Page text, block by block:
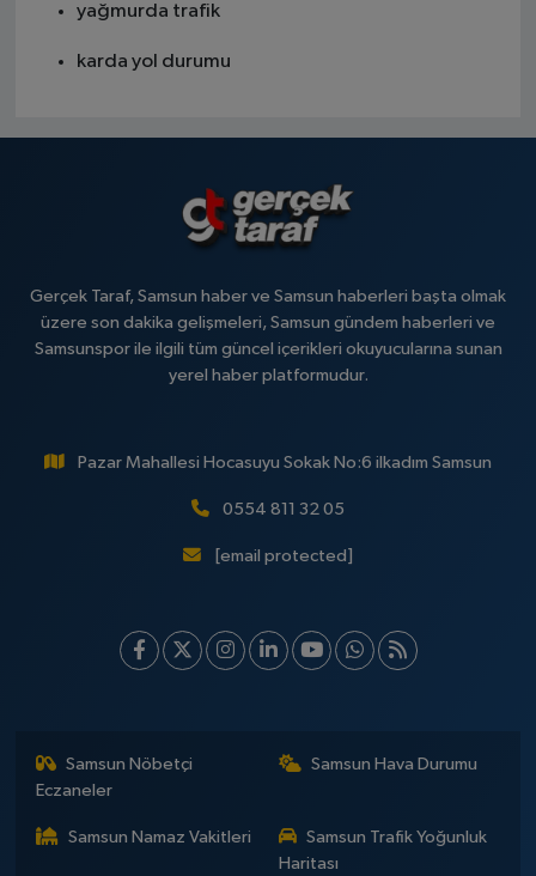
yağmurda trafik
karda yol durumu
Gerçek Taraf, Samsun haber ve Samsun haberleri başta olmak
üzere son dakika gelişmeleri, Samsun gündem haberleri ve
Samsunspor ile ilgili tüm güncel içerikleri okuyucularına sunan
yerel haber platformudur.
Pazar Mahallesi Hocasuyu Sokak No:6 ilkadım Samsun
0554 811 32 05
[email protected]
Samsun Nöbetçi
Eczaneler
Samsun Hava Durumu
Samsun Namaz Vakitleri
Samsun Trafik Yoğunluk
Haritası